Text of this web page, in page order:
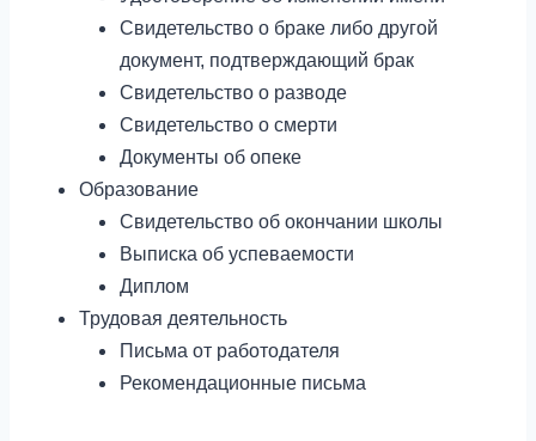
Свидетельство о браке либо другой
документ, подтверждающий брак
Свидетельство о разводе
Свидетельство о смерти
Документы об опеке
Образование
Свидетельство об окончании школы
Выписка об успеваемости
Диплом
Трудовая деятельность
Письма от работодателя
Рекомендационные письма